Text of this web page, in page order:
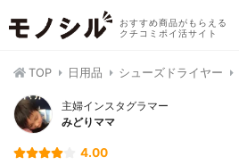
おすすめ商品がもらえる
クチコミポイ活サイト
TOP 日用品 シューズドライヤー
主婦インスタグラマー
みどりママ
4.00